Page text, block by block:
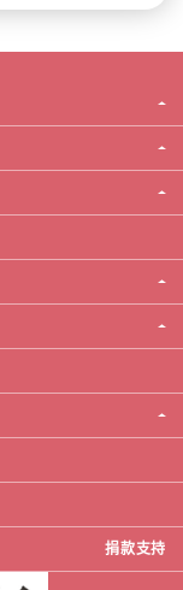
捐款支持